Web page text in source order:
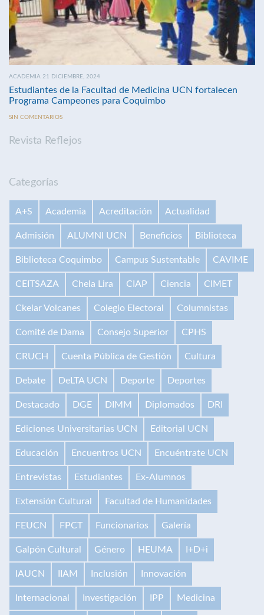
ACADEMIA 21 DICIEMBRE, 2024
Estudiantes de la Facultad de Medicina UCN fortalecen
Programa Campeones para Coquimbo
SIN COMENTARIOS
Revista Reflejos
Categorías
A+S Academia Acreditación Actualidad
Admisión ALUMNI UCN Beneficios Biblioteca
Biblioteca Coquimbo Campus Sustentable CAVIME
CEITSAZA Chela Lira CIAP Ciencia CIMET
Ckelar Volcanes Colegio Electoral Columnistas
Comité de Dama Consejo Superior CPHS
CRUCH Cuenta Pública de Gestión Cultura
Debate DeLTA UCN Deporte Deportes
Destacado DGE DIMM Diplomados DRI
Ediciones Universitarias UCN Editorial UCN
Educación Encuentros UCN Encuéntrate UCN
Entrevistas Estudiantes Ex-Alumnos
Extensión Cultural Facultad de Humanidades
FEUCN FPCT Funcionarios Galería
Galpón Cultural Género HEUMA I+D+i
IAUCN IIAM Inclusión Innovación
Internacional Investigación IPP Medicina